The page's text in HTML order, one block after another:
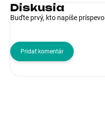
Diskusia
Buďte prvý, kto napíše
Pridať komentár